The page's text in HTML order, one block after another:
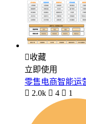
收藏
立即使用
零售电商智能运
 2.0k  4  1